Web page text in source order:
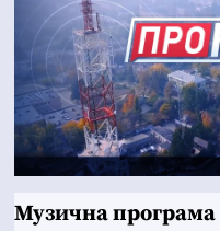
Музична програма